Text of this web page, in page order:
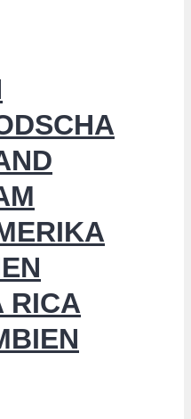
RICA